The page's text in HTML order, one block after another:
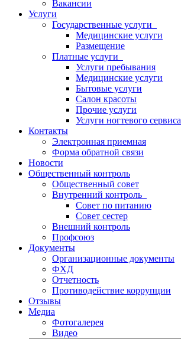
Вакансии
Услуги
Государственные услуги
Медицинские услуги
Размещение
Платные услуги
Услуги пребывания
Медицинские услуги
Бытовые услуги
Салон красоты
Прочие услуги
Услуги ногтевого сервиса
Контакты
Электронная приемная
Форма обратной связи
Новости
Общественный контроль
Общественный совет
Внутренний контроль
Совет по питанию
Совет сестер
Внешний контроль
Профсоюз
Документы
Организационные документы
ФХД
Отчетность
Противодействие коррупции
Отзывы
Медиа
Фотогалерея
Видео